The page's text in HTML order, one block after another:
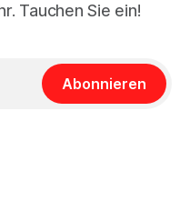
Tauchen Sie ein!
Abonnieren